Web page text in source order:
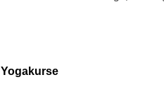
Yogakurse